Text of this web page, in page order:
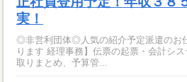
実！
◎非営利団体◎人気の紹介予定派遣のお
ります 経理事務】伝票の起票・会計シ
取りまとめ、予算管...